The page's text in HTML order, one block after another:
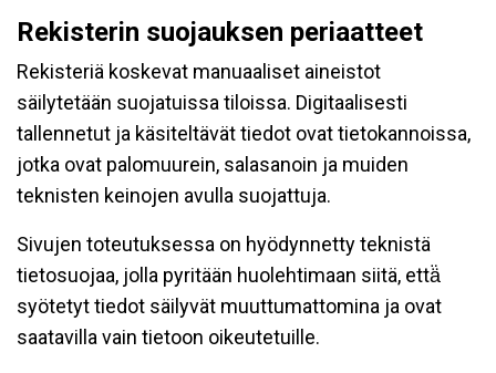
Rekisterin suojauksen periaatteet
Rekisteriä koskevat manuaaliset aineistot
säilytetään suojatuissa tiloissa. Digitaalisesti
tallennetut ja käsiteltävät tiedot ovat tietokannoissa,
jotka ovat palomuurein, salasanoin ja muiden
teknisten keinojen avulla suojattuja.
Sivujen toteutuksessa on hyödynnetty teknistä
tietosuojaa, jolla pyritään huolehtimaan siitä, että̈
syötetyt tiedot säilyvät muuttumattomina ja ovat
saatavilla vain tietoon oikeutetuille.